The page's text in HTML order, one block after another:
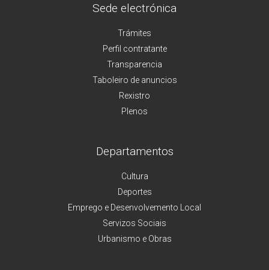
Sede electrónica
Trámites
Perfil contratante
Transparencia
Taboleiro de anuncios
Rexistro
Plenos
Departamentos
Cultura
Deportes
Emprego e Desenvolvemento Local
Servizos Sociais
Urbanismo e Obras